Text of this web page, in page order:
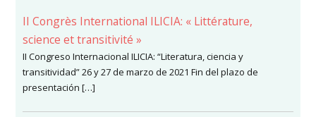
II Congrès International ILICIA: « Littérature,
science et transitivité »
II Congreso Internacional ILICIA: “Literatura, ciencia y
transitividad” 26 y 27 de marzo de 2021 Fin del plazo de
presentación […]